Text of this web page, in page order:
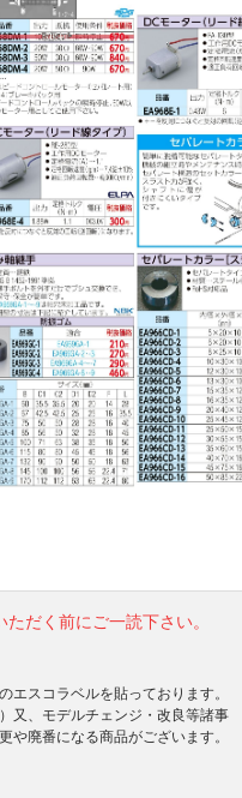
だく前にご一読下さい。
エスコラベルを貼っております。
又、モデルチェンジ・改良等諸事
や廃番になる商品がございます。